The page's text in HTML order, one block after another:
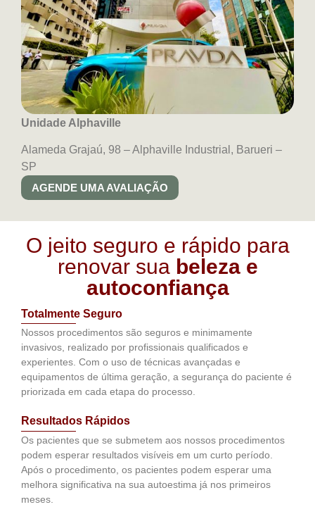
Unidade Alphaville
Alameda Grajaú, 98 – Alphaville Industrial, Barueri –
SP
AGENDE UMA AVALIAÇÃO
O jeito seguro e rápido para
renovar sua beleza e
autoconfiança
Totalmente Seguro
Nossos procedimentos são seguros e minimamente
invasivos, realizado por profissionais qualificados e
experientes. Com o uso de técnicas avançadas e
equipamentos de última geração, a segurança do paciente é
priorizada em cada etapa do processo.
Resultados Rápidos
Os pacientes que se submetem aos nossos procedimentos
podem esperar resultados visíveis em um curto período.
Após o procedimento, os pacientes podem esperar uma
melhora significativa na sua autoestima já nos primeiros
meses.